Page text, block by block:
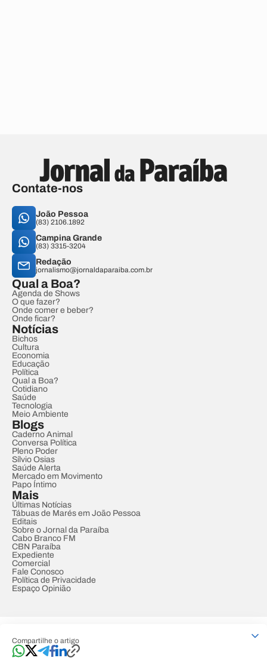
Compartilhe o artigo
Contate-nos
João Pessoa
(83) 2106.1892
Campina Grande
(83) 3315-3204
Redação
jornalismo@jornaldaparaiba.com.br
Qual a Boa?
Agenda de Shows
O que fazer?
Onde comer e beber?
Onde ficar?
Notícias
Bichos
Cultura
Economia
Educação
Política
Qual a Boa?
Cotidiano
Saúde
Tecnologia
Meio Ambiente
Blogs
Caderno Animal
Conversa Política
Pleno Poder
Sílvio Osias
Saúde Alerta
Mercado em Movimento
Papo Íntimo
Mais
Últimas Notícias
Tábuas de Marés em João Pessoa
Editais
Sobre o Jornal da Paraíba
Cabo Branco FM
CBN Paraíba
Expediente
Comercial
Fale Conosco
Política de Privacidade
Espaço Opinião
Developed by Designed by